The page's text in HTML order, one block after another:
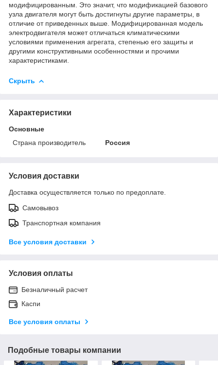
модифицированным. Это значит, что модификацией базового
узла двигателя могут быть достигнуты другие параметры, в
отличие от приведенных выше. Модифицированная модель
электродвигателя может отличаться климатическими
условиями применения агрегата, степенью его защиты и
другими конструктивными особенностями и прочими
характеристиками.
Скрыть
Характеристики
Основные
Страна производитель
Россия
Условия доставки
Доставка осуществляется только по предоплате.
Самовывоз
Транспортная компания
Все условия доставки
Условия оплаты
Безналичный расчет
Каспи
Все условия оплаты
Подобные товары компании